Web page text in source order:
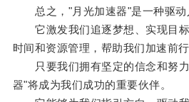
总之，"月光加速器"是一种驱动
它激发我们追逐梦想、实现目标
时间和资源管理，帮助我们加速前行
只要我们拥有坚定的信念和努力
器"将成为我们成功的重要伙伴。